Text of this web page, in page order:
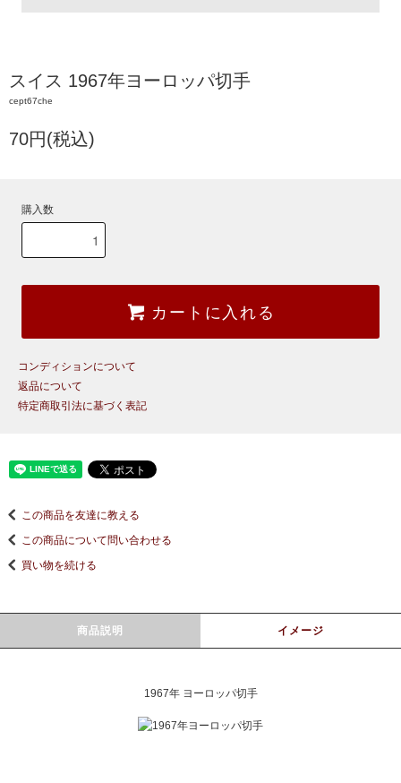
スイス 1967年ヨーロッパ切手
cept67che
70円(税込)
購入数
カートに入れる
コンディションについて
返品について
特定商取引法に基づく表記
この商品を友達に教える
この商品について問い合わせる
買い物を続ける
商品説明 イメージ
1967年 ヨーロッパ切手